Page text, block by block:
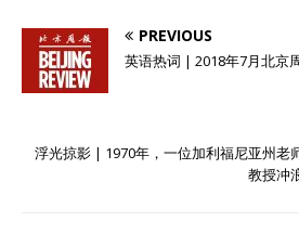
PREVIOUS
英语热词 | 2018年7月北京
浮光掠影 | 1970年，一位加利福尼亚州老
教授冲